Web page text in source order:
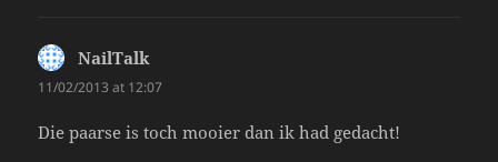
NailTalk
11/02/2013 at 12:07
Die paarse is toch mooier dan ik had gedacht!